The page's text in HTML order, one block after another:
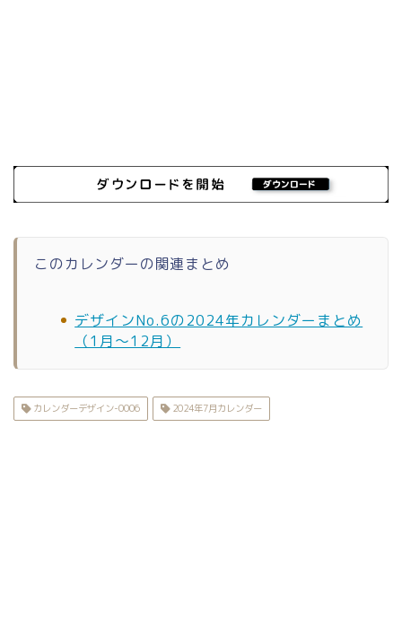
このカレンダーの関連まとめ
デザインNo.6の2024年カレンダーまとめ
（1月〜12月）
カレンダーデザイン-0006 2024年7月カレンダー